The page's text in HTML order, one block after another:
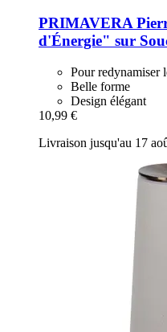
PRIMAVERA
d'Énergie" sur
Pour redynamiser
Belle forme
Design élégant
10,99 €
Livraison jusqu'au 17